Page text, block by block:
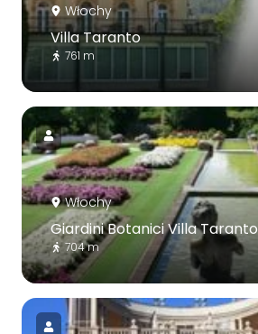
Włochy
Villa Taranto
761 m
Włochy
Giardini Botanici Villa Taranto
704 m